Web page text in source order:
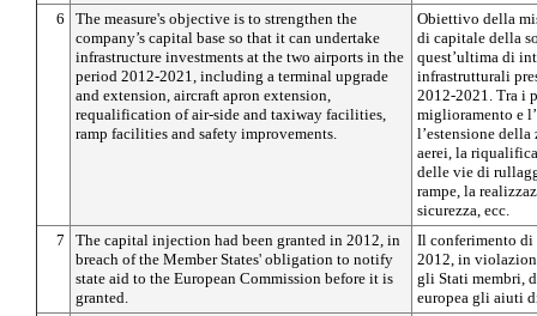
6
The measure's objective is to strengthen the
company’s capital base so that it can undertake
infrastructure investments at the two airports in the
period 2012-2021, including a terminal upgrade
and extension, aircraft apron extension,
requalification of air-side and taxiway facilities,
ramp facilities and safety improvements.
Obiettivo della
di capitale della
quest’ultima di
infrastrutturali
2012-2021. Tra i
miglioramento e
l’estensione
aerei, la
delle vie di
rampe, la
sicurezza, ecc.
7
The capital injection had been granted in 2012, in
breach of the Member States' obligation to notify
state aid to the European Commission before it is
granted.
Il conferimento di
2012, in
gli Stati membri,
europea gli aiuti